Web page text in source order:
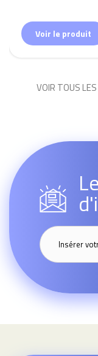
Voir le produit
VOIR TOUS